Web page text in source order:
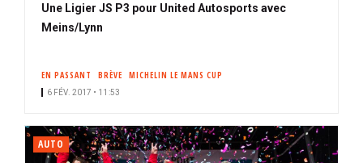
Une Ligier JS P3 pour United Autosports avec
Meins/Lynn
EN PASSANT BRÈVE MICHELIN LE MANS CUP
6 FÉV. 2017 • 11:53
AUTO